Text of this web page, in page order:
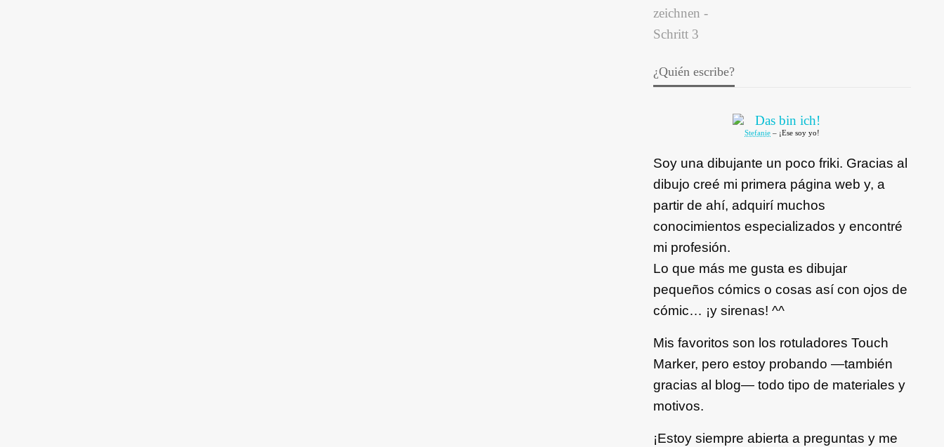
¿Quién escribe?
Stefanie – ¡Ese soy yo!
Soy una dibujante un poco friki. Gracias al
dibujo creé mi primera página web y, a
partir de ahí, adquirí muchos
conocimientos especializados y encontré
mi profesión.
Lo que más me gusta es dibujar
pequeños cómics o cosas así con ojos de
cómic… ¡y sirenas! ^^
Mis favoritos son los rotuladores Touch
Marker, pero estoy probando —también
gracias al blog— todo tipo de materiales y
motivos.
¡Estoy siempre abierta a preguntas y me